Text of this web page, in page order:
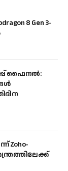
8 Gen 3-
ഫൈനൽ:
Zoho-